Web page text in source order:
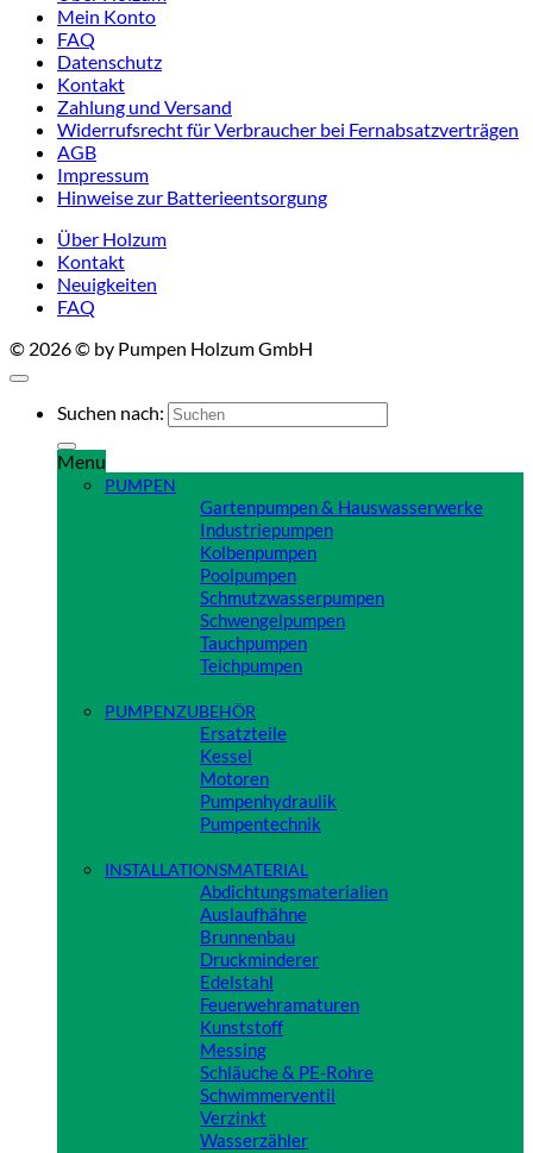
Mein Konto
FAQ
Datenschutz
Kontakt
Zahlung und Versand
Widerrufsrecht für Verbraucher bei Fernabsatzverträgen
AGB
Impressum
Hinweise zur Batterieentsorgung
Über Holzum
Kontakt
Neuigkeiten
FAQ
© 2026 © by Pumpen Holzum GmbH
Suchen nach:
Menu
PUMPEN
Gartenpumpen & Hauswasserwerke
Industriepumpen
Kolbenpumpen
Poolpumpen
Schmutzwasserpumpen
Schwengelpumpen
Tauchpumpen
Teichpumpen
PUMPENZUBEHÖR
Ersatzteile
Kessel
Motoren
Pumpenhydraulik
Pumpentechnik
INSTALLATIONSMATERIAL
Abdichtungsmaterialien
Auslaufhähne
Brunnenbau
Druckminderer
Edelstahl
Feuerwehramaturen
Kunststoff
Messing
Schläuche & PE-Rohre
Schwimmerventil
Verzinkt
Wasserzähler